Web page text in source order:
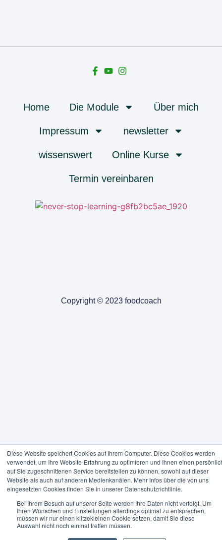
Diese Website speichert Cookies auf Ihrem Computer. Diese Cookies werden
verwendet, um Ihre Website-Erfahrung zu optimieren und Ihnen einen
auf Sie zugeschnittenen Service bereitstellen zu können, sowohl auf dieser
Website als auch auf anderen Medienkanälen. Mehr Infos über die von uns
eingesetzten Cookies finden Sie in unserer Datenschutzrichtlinie.
Bei Ihrem Besuch auf unserer Seite werden Ihre Daten nicht verfolgt. Um
Ihren Wünschen und Einstellungen allerdings optimal zu entsprechen,
müssen wir nur einen klitzekleinen Cookie setzen, damit Sie diese
Auswahl nicht noch einmal treffen müssen.
Home Die Module Über mich
Impressum newsletter
wissenswert Online Kurse
Termin vereinbaren
Copyright © 2023 foodcoach